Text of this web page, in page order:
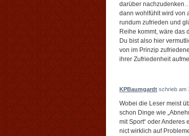
darüber
dann wohlfühlt wird von
rundum zufrieden und
Reihe kommt, wäre das
Du bist also hier
von im Prinzip
ihrer Zufriedenheit
KPBaumgardt schrieb am
Wobei die Leser meist
schon Dinge wie
mit Sport“ oder
nict wirklich auf